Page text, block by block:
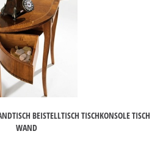
BEISTELLTISCH TISCHKONSOLE TISCH
WAND